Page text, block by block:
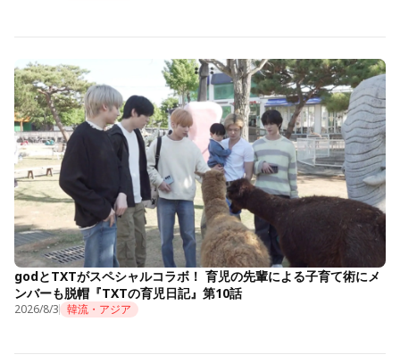
godとTXTがスペシャルコラボ！ 育児の先輩による子育て術にメ
ンバーも脱帽『TXTの育児日記』第10話
2026/8/3 韓流・アジア